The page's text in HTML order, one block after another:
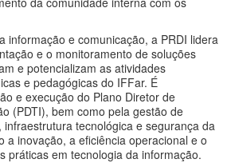
informação e comunicação, a PRDI lidera
e o monitoramento de soluções
e potencializam as atividades
e pedagógicas do IFFar. É
e execução do Plano Diretor de
(PDTI), bem como pela gestão de
tecnológica e segurança da
a inovação, a eficiência operacional e o
práticas em tecnologia da informação.